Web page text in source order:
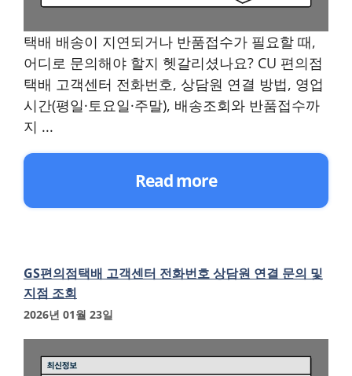
택배 배송이 지연되거나 반품접수가 필요할 때,
어디로 문의해야 할지 헷갈리셨나요? CU 편의점
택배 고객센터 전화번호, 상담원 연결 방법, 영업
시간(평일·토요일·주말), 배송조회와 반품접수까
지 ...
Read more
GS편의점택배 고객센터 전화번호 상담원 연결 문의 및
지점 조회
2026년 01월 23일